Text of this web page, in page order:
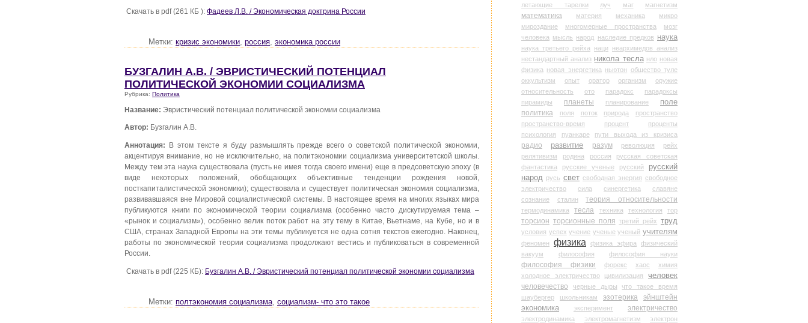
Скачать в pdf (261 КБ ): Фадеев Л.В. / Экономическая доктрина России
Метки: кризис экономики, россия, экономика россии
БУЗГАЛИН А.В. / ЭВРИСТИЧЕСКИЙ ПОТЕНЦИАЛ
ПОЛИТИЧЕСКОЙ ЭКОНОМИИ СОЦИАЛИЗМА
Рубрика: Политика
Название: Эвристический потенциал политической экономии социализма
Автор: Бузгалин А.В.
Аннотация: В этом тексте я буду размышлять прежде всего о советской политической экономии,
акцентируя внимание, но не исключительно, на политэкономии социализма университетской школы.
Между тем эта наука существовала (пусть не имея тогда своего имени) еще в предсоветскую эпоху (в
виде некоторых положений, обобщающих объективные тенденции рождения новой,
посткапиталистической экономики); существовала и существует политическая экономия социализма,
развивавшаяся вне Мировой социалистической системы. В настоящее время на многих языках мира
публикуются книги по экономической теории социализма (особенно часто дискутируемая тема –
«рынок и социализм»), особенно велик поток работ на эту тему в Китае, Вьетнаме, на Кубе, но и в
США, странах Западной Европы на эти темы публикуется не одна сотня текстов ежегодно. Наконец,
работы по экономической теории социализма продолжают вестись и публиковаться в современной
России.
Скачать в pdf (225 КБ): Бузгалин А.В. / Эвристический потенциал политической экономии социализма
Метки: полтэкономия социализма социализм- что это такое
летающие тарелки
луч маг магнетизм
математика материя механика
микро
мироздание
многомерные пространства
мозг
человека мысль народ наследие предков наука
наука третьего рейха наци
неархимедов анализ
нестандартный анализ никола тесла нло новая
физика новая энергетика ньютон общество туле
оккультизм
опыт оратор организм
оружие
относительность
ото парадокс
парадоксы
пирамиды
планеты планирование
поле
политика
поля поток природа
пространство
пространство-время
процент
проценты
психология
пуанкаре пути выхода из кризиса
радио развитие разум революция
рейх
релятивизм
родина россия
русская советская
фантастика
русские ученые русский
русский
народ русь свет свободная энергия свободное
электричество
сила синергетика
славяне
сознание
сталин теория относительности
термодинамика тесла техника технология тор
торсион торсионные поля третий рейх труд
условия успех учение ученые ученый учителям
феномен физика физика эфира
физический
вакуум
философия философия науки
философия физики форекс хаос
химия
холодное электричество
цивилизация человек
человечество черные дыры
что такое время
шаубергер
школьникам эзотерика
эйнштейн
экономика
эксперимент электричество
электродинамика электромагнетизм
электрон